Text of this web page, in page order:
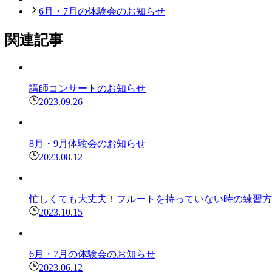
6月・7月の体験会のお知らせ
関連記事
講師コンサートのお知らせ
2023.09.26
8月・9月体験会のお知らせ
2023.08.12
忙しくても大丈夫！フルートを持っていない時の練習
2023.10.15
6月・7月の体験会のお知らせ
2023.06.12